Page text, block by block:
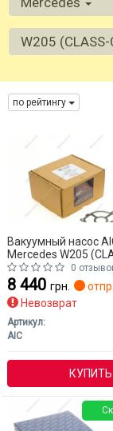
W205 (CLASS-
по рейтингу
Вакуумный насос
Mercedes W205
0
8 440 грн.
Невозврат
Артикул:
AIC
КУПИТЬ